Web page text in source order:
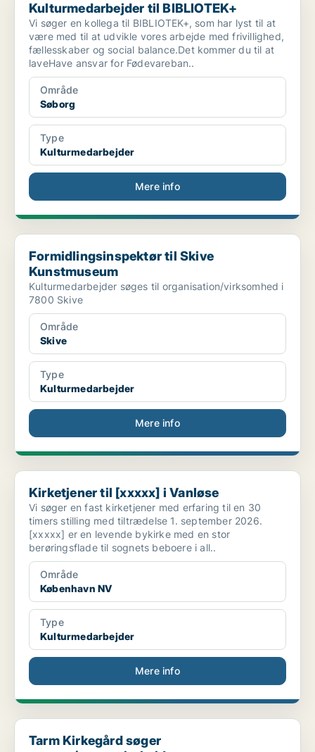
Kulturmedarbejder til BIBLIOTEK+
Vi søger en kollega til BIBLIOTEK+, som har lyst til at
være med til at udvikle vores arbejde med frivillighed,
fællesskaber og social balance.Det kommer du til at
laveHave ansvar for Fødevareban..
Område
Søborg
Type
Kulturmedarbejder
Mere info
Formidlingsinspektør til Skive Kunstmuseum
Formidlingsinspektør til Skive
Kunstmuseum
Kulturmedarbejder søges til organisation/virksomhed i
7800 Skive
Område
Skive
Type
Kulturmedarbejder
Mere info
Kirketjener til [xxxxx] i Vanløse
Kirketjener til [xxxxx] i Vanløse
Vi søger en fast kirketjener med erfaring til en 30
timers stilling med tiltrædelse 1. september 2026.
[xxxxx] er en levende bykirke med en stor
berøringsflade til sognets beboere i all..
Område
København NV
Type
Kulturmedarbejder
Mere info
Tarm Kirkegård søger gartner/gartneriarbejder
Tarm Kirkegård søger